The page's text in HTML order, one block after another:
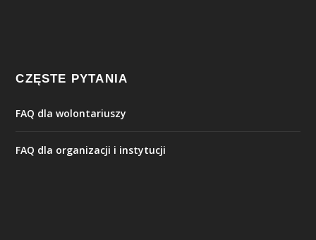
CZĘSTE PYTANIA
FAQ dla wolontariuszy
FAQ dla organizacji i instytucji